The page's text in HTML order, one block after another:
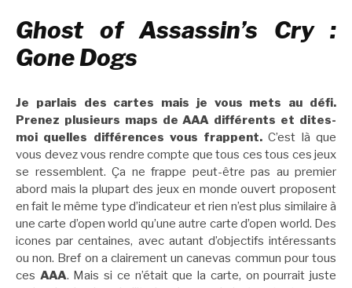
Ghost of Assassin’s Cry :
Gone Dogs
Je parlais des cartes mais je vous mets au défi.
Prenez plusieurs maps de AAA différents et dites-
moi quelles différences vous frappent.C’est là que
vous devez vous rendre compte que tous ces tous ces jeux
se ressemblent. Ça ne frappe peut-être pas au premier
abord mais la plupart des jeux en monde ouvert proposent
en fait le même type d’indicateur et rien n’est plus similaire à
une carte d’open world qu’une autre carte d’open world. Des
icones par centaines, avec autant d’objectifs intéressants
ou non. Bref on a clairement un canevas commun pour tous
ces AAA. Mais si ce n’était que la carte, on pourrait juste